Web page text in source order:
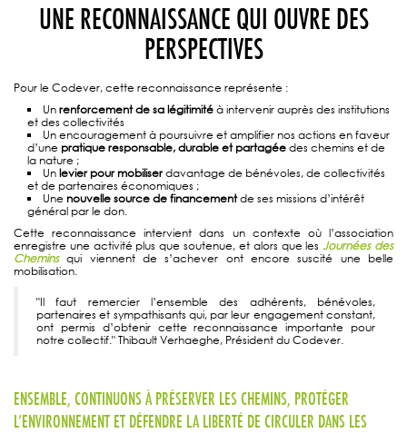
UNE RECONNAISSANCE QUI OUVRE DES
PERSPECTIVES
Pour le Codever, cette reconnaissance représente :
Unrenforcement de sa légitimitéà intervenir auprès des institutions
et des collectivités
Un encouragement à poursuivre et amplifier nos actions en faveur
d’une pratique responsable, durable et partagéedes chemins et de
la nature ;
Unlevier pour mobiliserdavantage de bénévoles, de collectivités
et de partenaires économiques ;
Une nouvelle source de financementde ses missions d’intérêt
général par le don.
Cette reconnaissance intervient dans un contexte où l’association
enregistre une activité plus que soutenue, et alors que les Journées des
Chemins qui viennent de s’achever ont encore suscité une belle
mobilisation.
"Il faut remercier l’ensemble des adhérents, bénévoles,
partenaires et sympathisants qui, par leur engagement constant,
ont permis d’obtenir cette reconnaissance importante pour
notre collectif." Thibault Verhaeghe, Président du Codever.
ENSEMBLE, CONTINUONS À PRÉSERVER LES CHEMINS, PROTÉGER
L’ENVIRONNEMENT ET DÉFENDRE LA LIBERTÉ DE CIRCULER DANS LES